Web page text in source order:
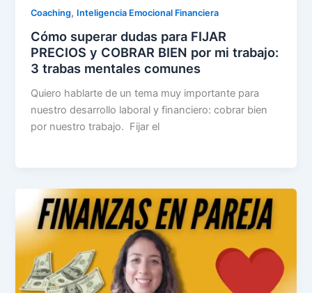
Coaching, Inteligencia Emocional Financiera
Cómo superar dudas para FIJAR
PRECIOS y COBRAR BIEN por mi trabajo:
3 trabas mentales comunes
Quiero hablarte de un tema muy importante para
nuestro desarrollo laboral y financiero: cobrar bien
por nuestro trabajo. Fijar el